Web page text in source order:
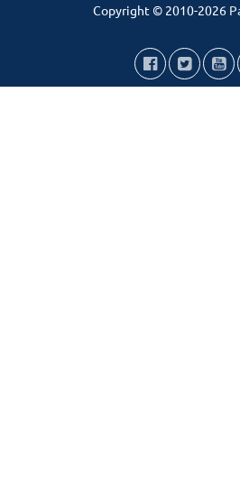
Copyright © 2010-2026